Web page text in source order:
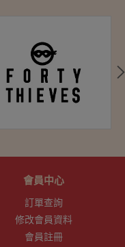
會員中心
訂單查詢
修改會員資料
會員註冊